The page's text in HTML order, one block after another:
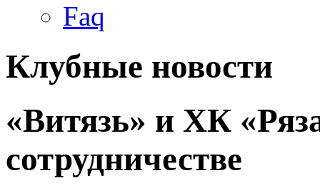
Faq
Клубные новости
«Витязь» и ХК
сотрудничестве